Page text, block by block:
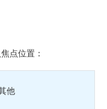
点位置：
他